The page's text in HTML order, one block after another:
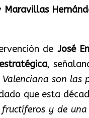
Maravillas
de José
,
son las
que esta
y de